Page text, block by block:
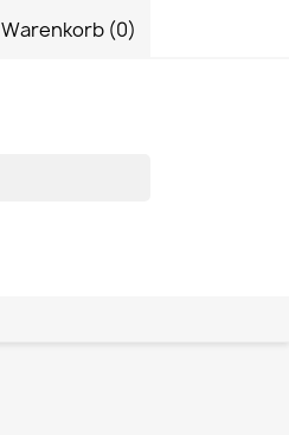
Warenkorb (0)